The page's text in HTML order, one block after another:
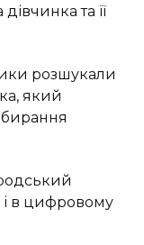
та її
розшукали
який
і в цифровому